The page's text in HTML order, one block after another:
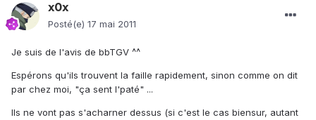
x0x
Posté(e) 17 mai 2011
Je suis de l'avis de bbTGV ^^
Espérons qu'ils trouvent la faille rapidement, sinon comme on dit
par chez moi, "ça sent l'paté" ...
Ils ne vont pas s'acharner dessus (si c'est le cas biensur, autant